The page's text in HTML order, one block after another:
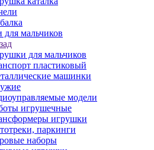
мальчиков
для мальчиков
пластиковый
машинки
модели
игрушечные
игрушки
паркинги
наборы